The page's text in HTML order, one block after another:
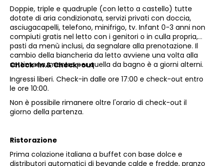
Doppie, triple e quadruple (con letto a castello) tutte
dotate di aria condizionata, servizi privati con doccia,
asciugacapelli, telefono, minifrigo, tv. Infant 0-3 anni non
compiuti gratis nel letto con i genitori o in culla propria,
pasti da menù inclusi, da segnalare alla prenotazione. Il
cambio della biancheria da letto avviene una volta alla
settimana, mentre per quella da bagno è a giorni alterni.
Check-in & Check-out
Ingressi liberi. Check-in dalle ore 17:00 e check-out entro
le ore 10:00.
Non è possibile rimanere oltre l'orario di check-out il
giorno della partenza.
Ristorazione
Prima colazione italiana a buffet con base dolce e
distributori automatici di bevande calde e fredde, pranzo